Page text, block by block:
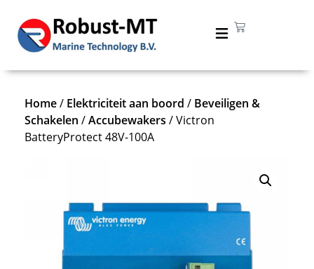
Home/ Elektriciteit aan boord / Beveiligen &
Schakelen /Accubewakers / Victron
BatteryProtect 48V-100A